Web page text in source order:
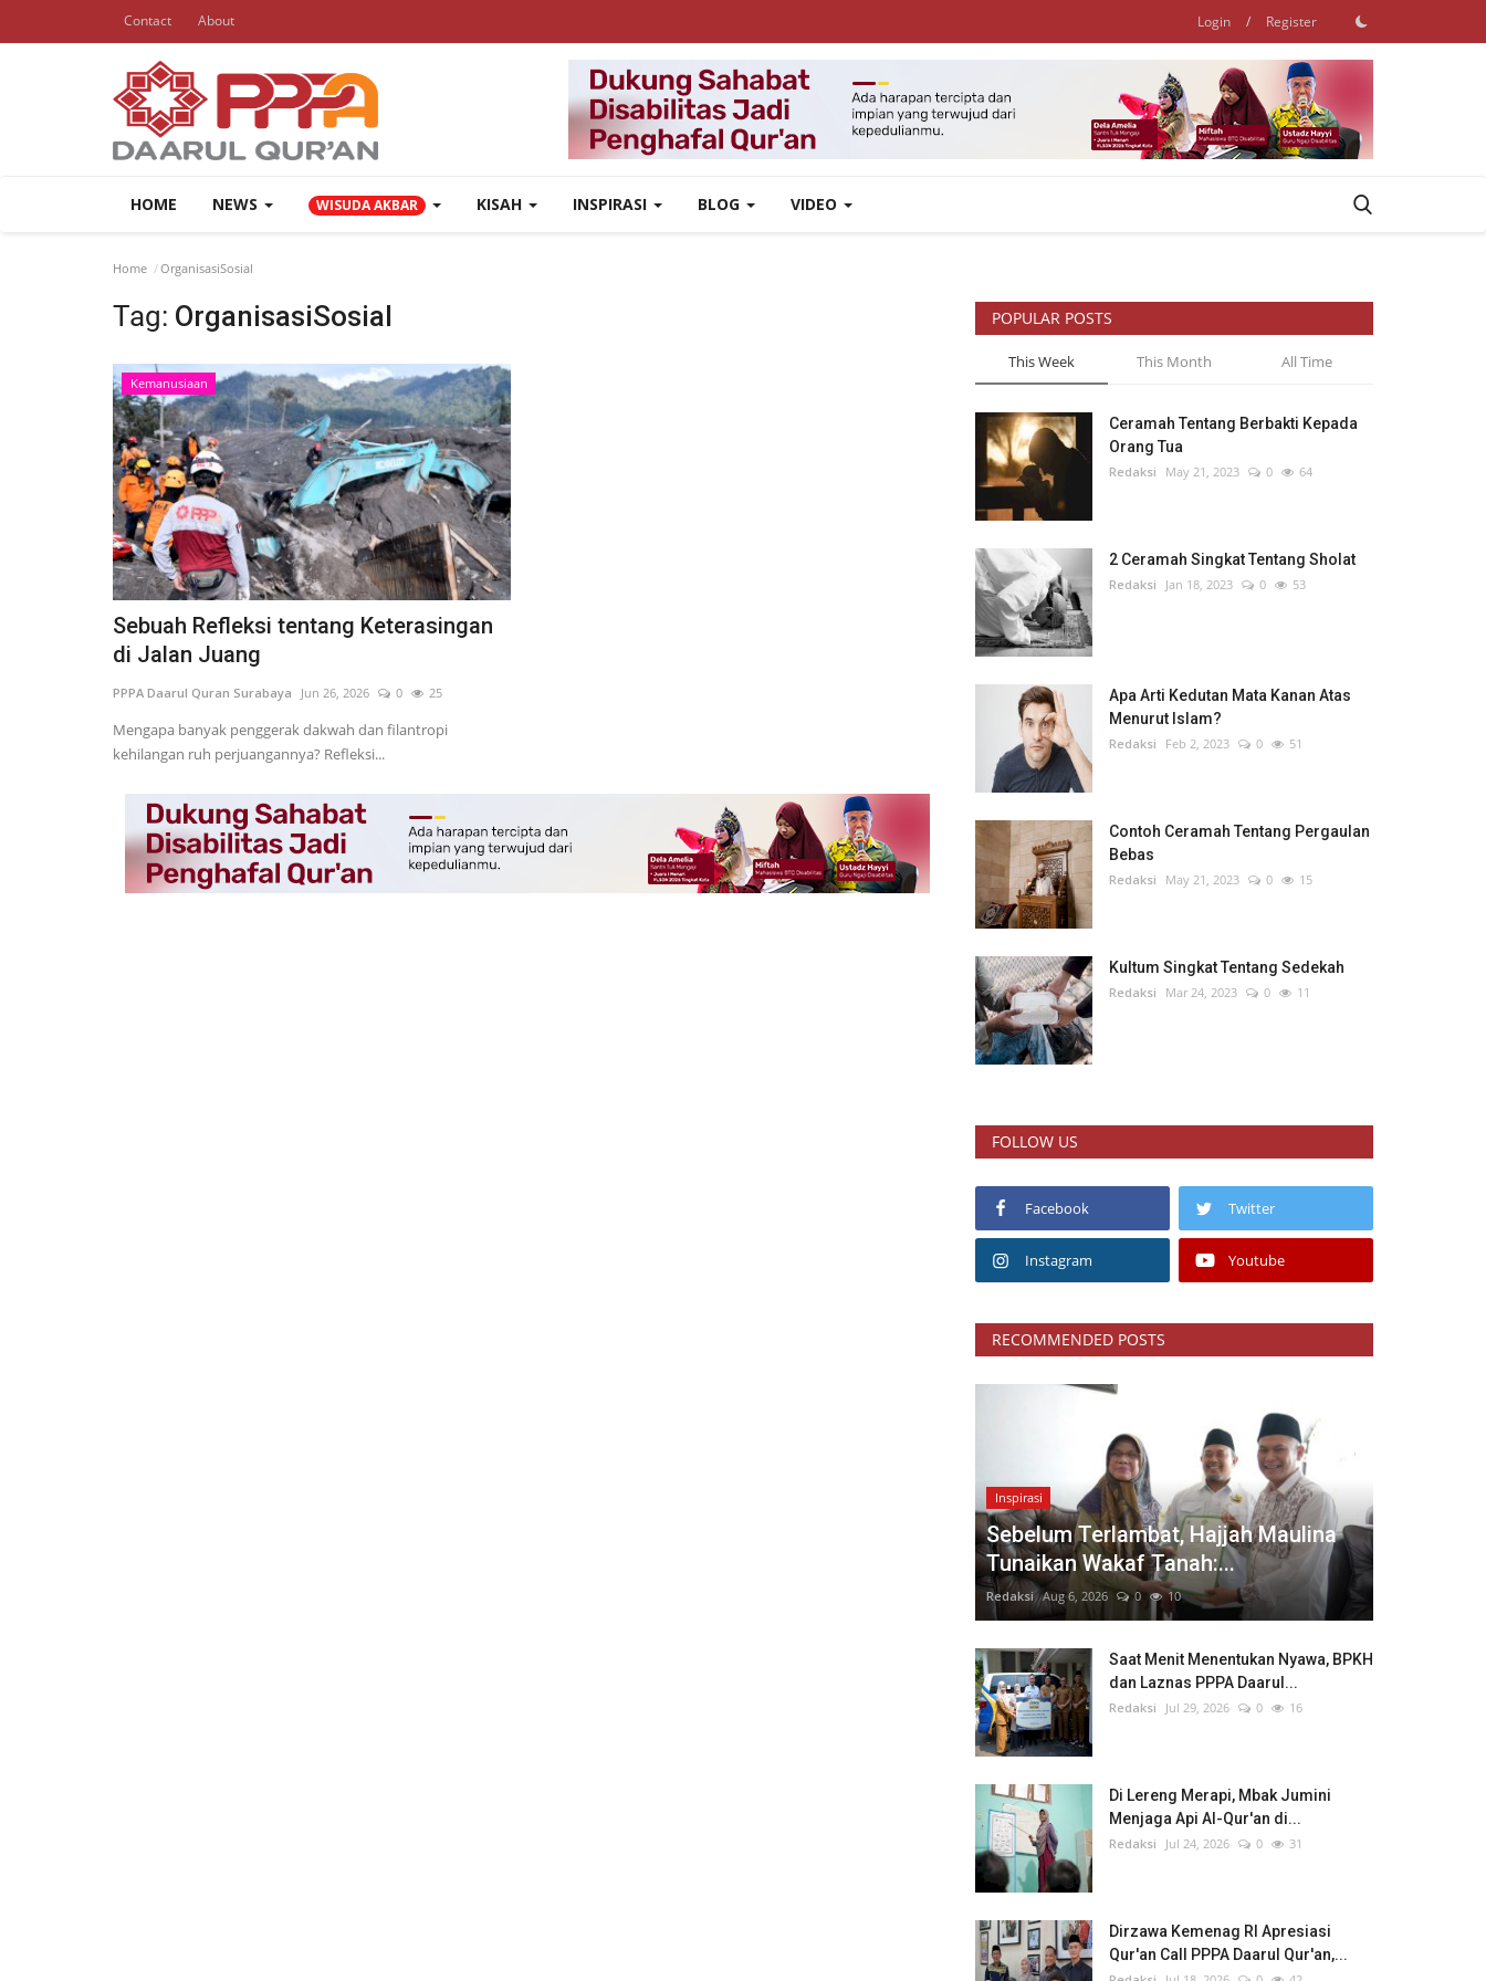
Contact About Login / Register
HOME NEWS WISUDA AKBAR KISAH INSPIRASI BLOG VIDEO
Home OrganisasiSosial
Tag: OrganisasiSosial
Kemanusiaan
Sebuah Refleksi tentang Keterasingan
di Jalan Juang
PPPA Daarul Quran Surabaya Jun 26, 2026 0 25
Mengapa banyak penggerak dakwah dan filantropi
kehilangan ruh perjuangannya? Refleksi...
POPULAR POSTS
This Week This Month All Time
Ceramah Tentang Berbakti Kepada
Orang Tua
Redaksi May 21, 2023 0 64
2 Ceramah Singkat Tentang Sholat
Redaksi Jan 18, 2023 0 53
Apa Arti Kedutan Mata Kanan Atas
Menurut Islam?
Redaksi Feb 2, 2023 0 51
Contoh Ceramah Tentang Pergaulan
Bebas
Redaksi May 21, 2023 0 15
Kultum Singkat Tentang Sedekah
Redaksi Mar 24, 2023 0 11
FOLLOW US
Facebook Twitter
Instagram Youtube
RECOMMENDED POSTS
Inspirasi
Sebelum Terlambat, Hajjah Maulina
Tunaikan Wakaf Tanah:...
Redaksi Aug 6, 2026 0 10
Saat Menit Menentukan Nyawa, BPKH
dan Laznas PPPA Daarul...
Redaksi Jul 29, 2026 0 16
Di Lereng Merapi, Mbak Jumini
Menjaga Api Al-Qur'an di...
Redaksi Jul 24, 2026 0 31
Dirzawa Kemenag RI Apresiasi
Qur'an Call PPPA Daarul Qur'an,...